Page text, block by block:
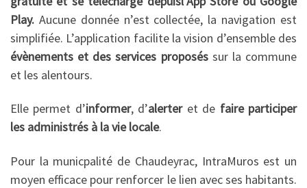
Play. Aucune donnée n’est collectée, la navigation est
simplifiée. L’application facilite la vision d’ensemble des
évènements et des services proposéssur la commune
et les alentours.
Elle permet d’informer, d’alerter et de faire participer
les administrés à la vie locale.
Pour la municpalité de Chaudeyrac, IntraMuros est un
moyen efficace pour renforcer le lien avec ses habitants.